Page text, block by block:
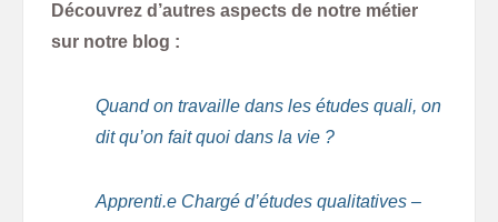
Découvrez d’autres aspects de notre métier
sur notre blog :
Quand on travaille dans les études quali, on
dit qu’on fait quoi dans la vie ?
Apprenti.e Chargé d’études qualitatives –